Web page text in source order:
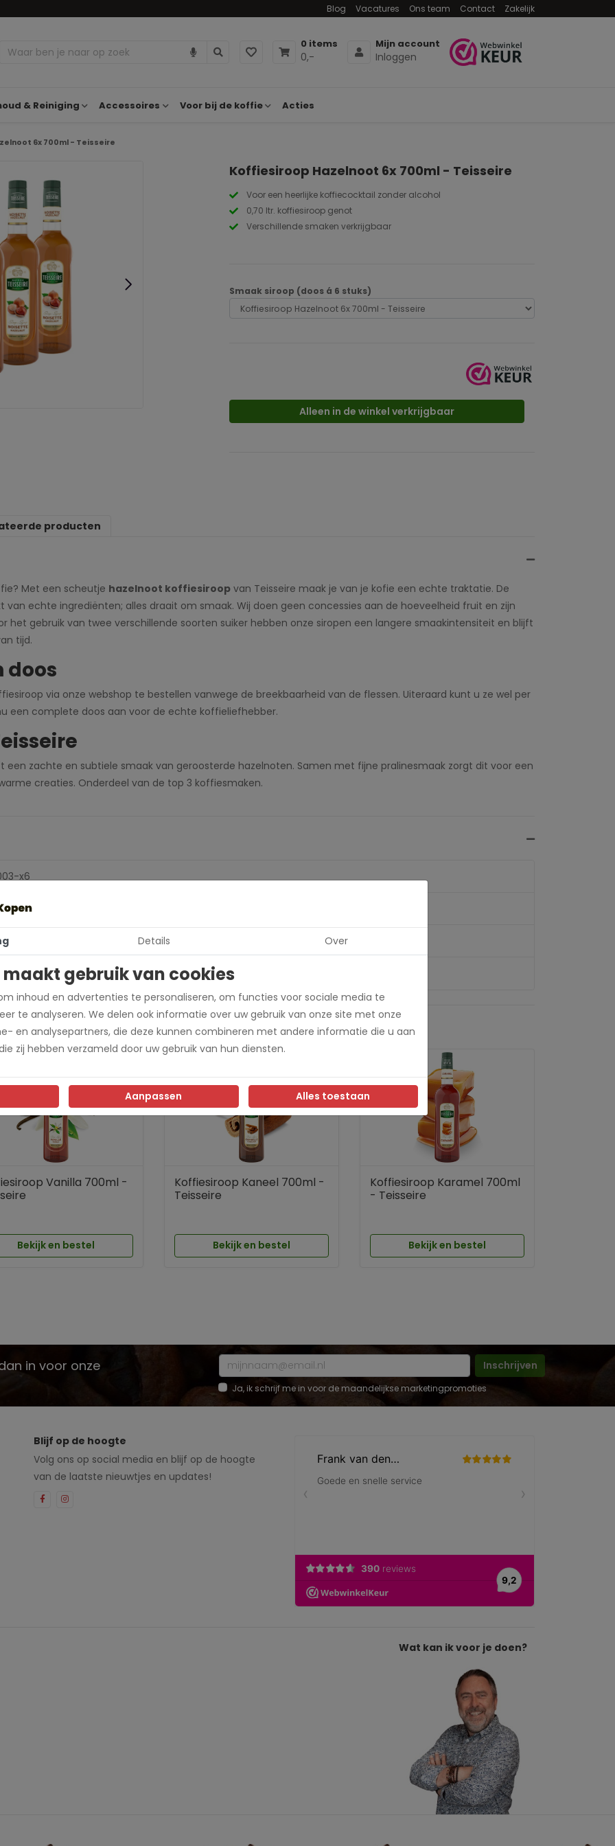
Blog Vacatures Ons team Contact Zakelijk
0 items
0,-
Mijn account
Inloggen
& Reiniging Accessoires Voor bij de koffie Acties
6x 700ml - Teisseire
Koffiesiroop Hazelnoot 6x 700ml - Teisseire
Voor een heerlijke koffiecocktail zonder alcohol
0,70 ltr. koffiesiroop genot
Verschillende smaken verkrijgbaar
Smaak siroop (doos á 6 stuks)
Alleen in de winkel verkrijgbaar
producten
Met een scheutje hazelnoot koffiesiroop van Teisseire maak je van je kofie een echte traktatie. De
van echte ingrediënten; alles draait om smaak. Wij doen geen concessies aan de hoeveelheid fruit en zijn
het gebruik van twee verschillende soorten suiker hebben onze siropen een langere smaakintensiteit en blijft
tijd.
doos
via onze webshop te bestellen vanwege de breekbaarheid van de flessen. Uiteraard kunt u ze wel per
een complete doos aan voor de echte koffieliefhebber.
een zachte en subtiele smaak van geroosterde hazelnoten. Samen met fijne pralinesmaak zorgt dit voor een
creaties. Onderdeel van de top 3 koffiesmaken.
x6
Vanilla 700ml -
Bekijk en bestel
Koffiesiroop Kaneel 700ml -
Teisseire
Bekijk en bestel
Koffiesiroop Karamel 700ml
- Teisseire
Bekijk en bestel
in voor onze
Inschrijven
Ja, ik schrijf me in voor de maandelijkse marketingpromoties
Blijf op de hoogte
Volg ons op social media en blijf op de hoogte
van de laatste nieuwtjes en updates!
Wat kan ik voor je doen?
Details Over
maakt gebruik van cookies
inhoud en advertenties te personaliseren, om functies voor sociale media te
te analyseren. We delen ook informatie over uw gebruik van onze site met onze
en analysepartners, die deze kunnen combineren met andere informatie die u aan
zij hebben verzameld door uw gebruik van hun diensten.
Aanpassen Alles toestaan